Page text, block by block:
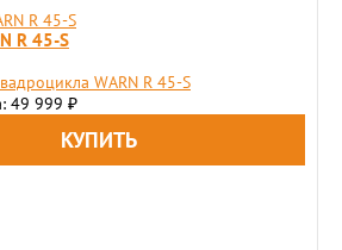
R 45-S
WARN R 45-S
49 999 ₽